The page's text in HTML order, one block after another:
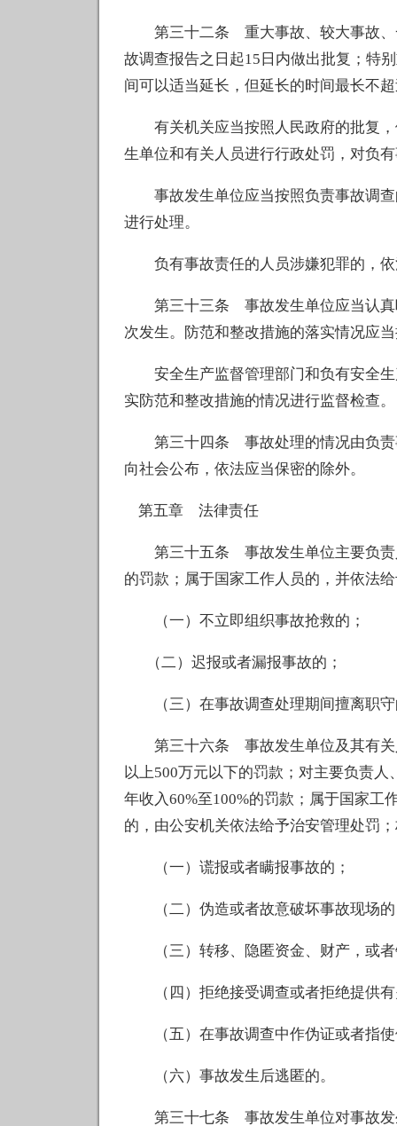
第三十二条 重大事故、较大事故、
故调查报告之日起15日内做出批复；特
间可以适当延长，但延长的时间最长不
有关机关应当按照人民政府的批复，
生单位和有关人员进行行政处罚，对负
事故发生单位应当按照负责事故调查
进行处理。
负有事故责任的人员涉嫌犯罪的，依
第三十三条 事故发生单位应当认真
次发生。防范和整改措施的落实情况应
安全生产监督管理部门和负有安全生
实防范和整改措施的情况进行监督检查。
第三十四条 事故处理的情况由负责
向社会公布，依法应当保密的除外。
第五章 法律责任
第三十五条 事故发生单位主要负责
的罚款；属于国家工作人员的，并依法
（一）不立即组织事故抢救的；
（二）迟报或者漏报事故的；
（三）在事故调查处理期间擅离职守
第三十六条 事故发生单位及其有关
以上500万元以下的罚款；对主要负责
年收入60%至100%的罚款；属于国家工
的，由公安机关依法给予治安管理处罚
（一）谎报或者瞒报事故的；
（二）伪造或者故意破坏事故现场的
（三）转移、隐匿资金、财产，或者
（四）拒绝接受调查或者拒绝提供有
（五）在事故调查中作伪证或者指使
（六）事故发生后逃匿的。
第三十七条 事故发生单位对事故发